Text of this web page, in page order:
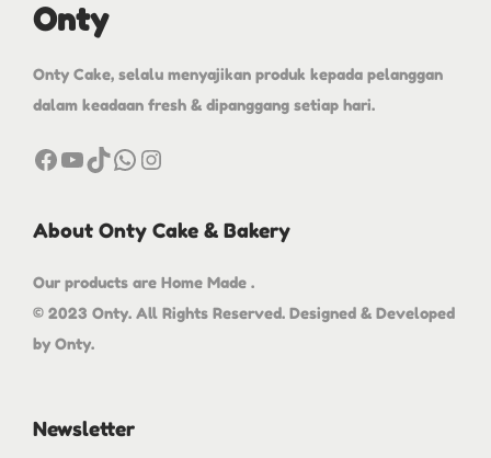
Onty
Onty Cake, selalu menyajikan produk kepada pelanggan
dalam keadaan fresh & dipanggang setiap hari.
About Onty Cake & Bakery
Our products are Home Made .
© 2023 Onty. All Rights Reserved. Designed & Developed
by Onty.
Newsletter